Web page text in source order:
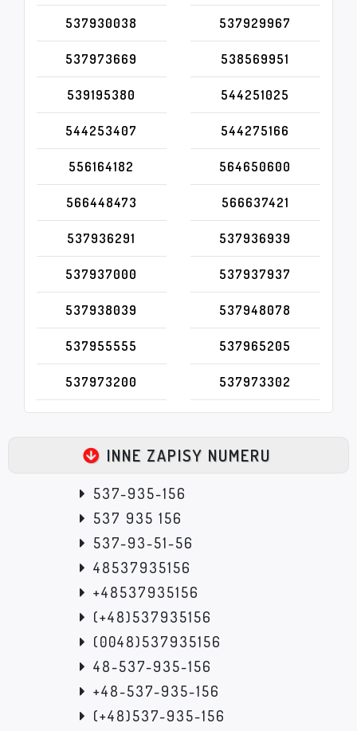
537930038 537929967
537973669 538569951
539195380 544251025
544253407 544275166
556164182 564650600
566448473 566637421
537936291 537936939
537937000 537937937
537938039 537948078
537955555 537965205
537973200 537973302
INNE ZAPISY NUMERU
537-935-156
537 935 156
537-93-51-56
48537935156
+48537935156
(+48)537935156
(0048)537935156
48-537-935-156
+48-537-935-156
(+48)537-935-156